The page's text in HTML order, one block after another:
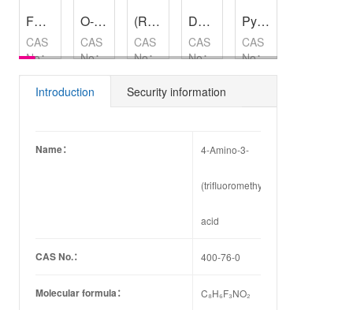
Fmoc-Glu-OH , 98%
CAS
No：
121343-
82-6
O-(2,3,4,5,6-Pentafluorobenzyl)hydroxylamine hydrochloride
CAS
No：
57981-
02-9
(R)-3-Amino-3-(2-nitrophenyl)propanoic acid
CAS
No：
756814-
14-9
DSPE PEG Amine，DSPE-PEG-NH2,0.6K
CAS
No：
Pyrimidine, 4-(chloromethyl)- (9CI)
CAS
No：
54198-
Introduction Security information
Name： 4-Amino-3-
(trifluoromethyl)benzoic
acid
CAS No.： 400-76-0
Molecular formula： C₈H₆F₃NO₂